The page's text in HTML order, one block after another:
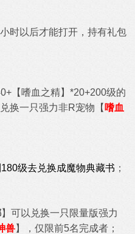
时以后才能打开，持有礼包
【嗜血之精】*20+200级的
兑换一只强力非R宠物【 嗜血
级去兑换成魔物典藏书 ；
】可以兑换一只限量版强力
兽】，仅限前5名完成者 ；